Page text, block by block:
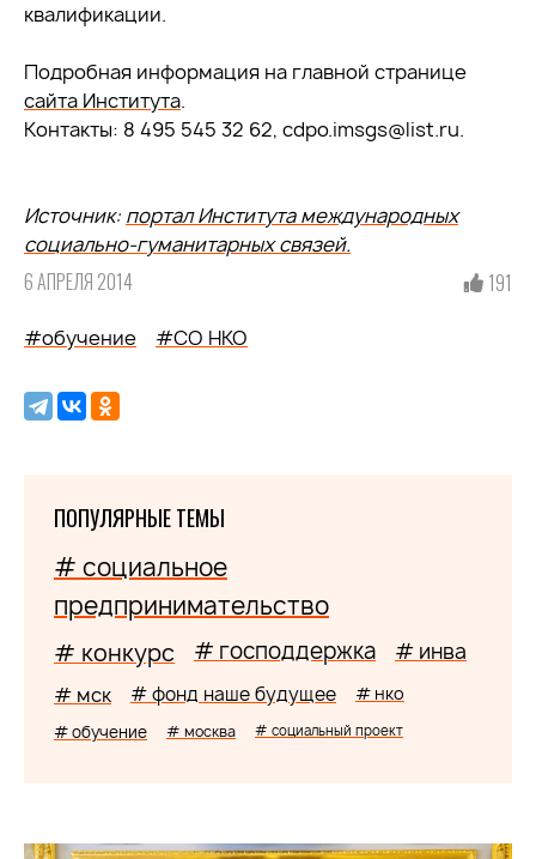
квалификации.
Подробная информация на главной странице
сайта Института.
Контакты: 8 495 545 32 62, cdpo.imsgs@list.ru.
Источник: портал Института международных
социально-гуманитарных связей.
6 АПРЕЛЯ 2014 191
#обучение #СО НКО
ПОПУЛЯРНЫЕ ТЕМЫ
# социальное
предпринимательство
# конкурс # господдержка # инва
# мск # фонд наше будущее # нко
# обучение # москва # социальный проект